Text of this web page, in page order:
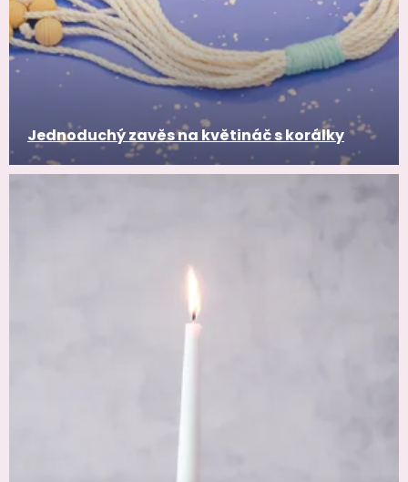
Jednoduchý zavěs na květináč s korálky